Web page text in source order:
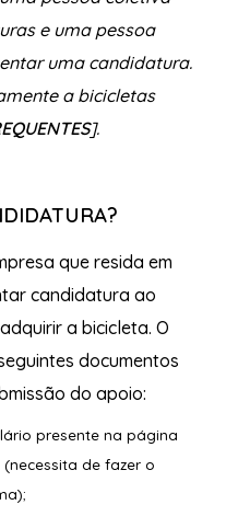
e uma pessoa
uma candidatura.
a bicicletas
].
que resida em
candidatura ao
a bicicleta. O
documentos
do apoio:
presente na página
(necessita de fazer o